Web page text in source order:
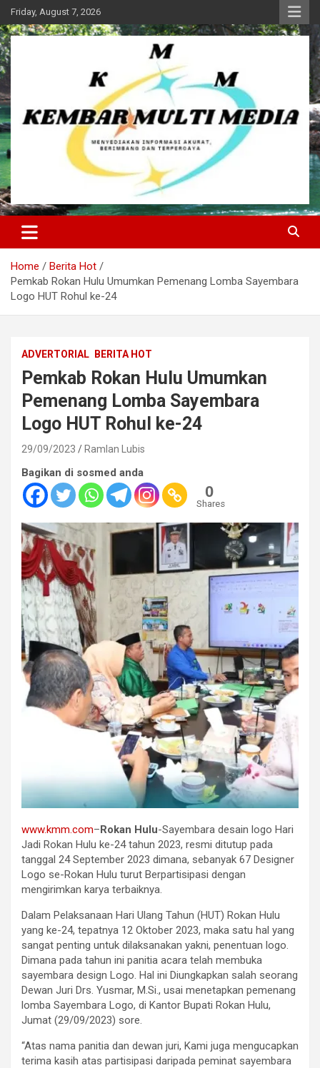
Skip
to
content
Friday, August 7, 2026
Kembar Multi Media
Home
Berita Hot
Pemkab Rokan Hulu Umumkan Pemenang Lomba Sayembara
Logo HUT Rohul ke-24
ADVERTORIAL BERITA HOT
Pemkab Rokan Hulu Umumkan
Pemenang Lomba Sayembara
Logo HUT Rohul ke-24
29/09/2023 Ramlan Lubis
Bagikan di sosmed anda
0
Shares
www.kmm.com–Rokan Hulu-Sayembara desain logo Hari
Jadi Rokan Hulu ke-24 tahun 2023, resmi ditutup pada
tanggal 24 September 2023 dimana, sebanyak 67 Designer
Logo se-Rokan Hulu turut Berpartisipasi dengan
mengirimkan karya terbaiknya.
Dalam Pelaksanaan Hari Ulang Tahun (HUT) Rokan Hulu
yang ke-24, tepatnya 12 Oktober 2023, maka satu hal yang
sangat penting untuk dilaksanakan yakni, penentuan logo.
Dimana pada tahun ini panitia acara telah membuka
sayembara design Logo. Hal ini Diungkapkan salah seorang
Dewan Juri Drs. Yusmar, M.Si., usai menetapkan pemenang
lomba Sayembara Logo, di Kantor Bupati Rokan Hulu,
Jumat (29/09/2023) sore.
“Atas nama panitia dan dewan juri, Kami juga mengucapkan
terima kasih atas partisipasi daripada peminat sayembara